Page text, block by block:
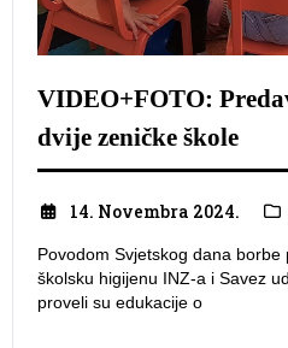
VIDEO+FOTO:
dvije zeničke škole
14. Novembra 2024.
Povodom Svjetskog dana
školsku higijenu INZ-a i Savez
proveli su edukacije o